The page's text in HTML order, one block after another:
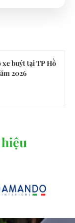
buýt tại TP Hồ
2026